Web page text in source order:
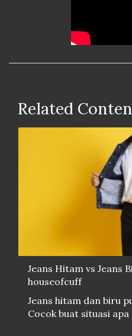
Related
Jeans Hitam vs Jeans
houseofcuff
Jeans hitam dan biru
Cocok buat situasi apa